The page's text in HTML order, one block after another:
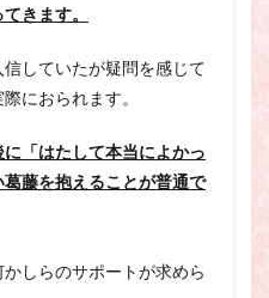
きます。
していたが疑問を感じて
におられます。
「はたして本当によかっ
藤を抱えることが普通で
しらのサポートが求めら